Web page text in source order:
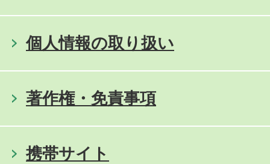
個人情報の取り扱い
著作権・免責事項
携帯サイト